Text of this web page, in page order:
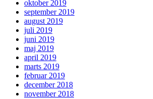
oktober 2019
september 2019
august 2019
juli 2019
juni 2019
maj 2019
april 2019
marts 2019
februar 2019
december 2018
november 2018